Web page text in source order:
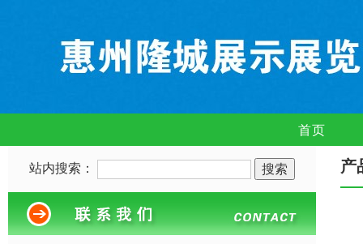
首页
站内搜索： 产